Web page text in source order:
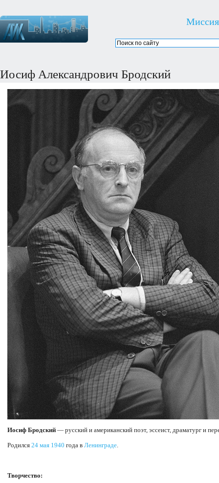
Миссия
Иосиф Александрович Бродский
Иосиф Бродский — русский и американский поэт, эссеист, драматург и
Родился 24 мая 1940 года в Ленинграде.
Творчество: